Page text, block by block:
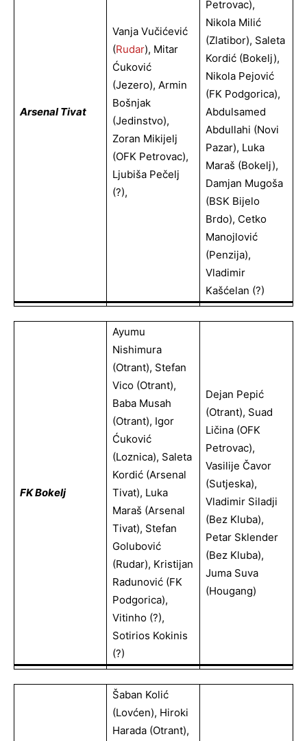
Arsenal Tivat
Vanja Vučićević
(Rudar), Mitar
Ćuković
(Jezero), Armin
Bošnjak
(Jedinstvo),
Zoran Mikijelj
(OFK Petrovac),
Ljubiša Pečelj
(?),
Petrovac),
Nikola Milić
(Zlatibor), Saleta
Kordić (Bokelj),
Nikola Pejović
(FK Podgorica),
Abdulsamed
Abdullahi (Novi
Pazar), Luka
Maraš (Bokelj),
Damjan Mugoša
(BSK Bijelo
Brdo), Cetko
Manojlović
(penzija),
Vladimir
Kašćelan (?)
FK Bokelj
Ayumu
Nishimura
(Otrant), Stefan
Vico (Otrant),
Baba Musah
(Otrant), Igor
Ćuković
(Loznica), Saleta
Kordić (Arsenal
Tivat), Luka
Maraš (Arsenal
Tivat), Stefan
Golubović
(Rudar), Kristijan
Radunović (FK
Podgorica),
Vitinho (?),
Sotirios Kokinis
(?)
Dejan Pepić
(Otrant), Suad
Ličina (OFK
Petrovac),
Vasilije Čavor
(Sutjeska),
Vladimir Siladji
(bez Kluba),
Petar Sklender
(bez Kluba),
Juma Suva
(Hougang)
Šaban Kolić
(Lovćen), Hiroki
Harada (Otrant),